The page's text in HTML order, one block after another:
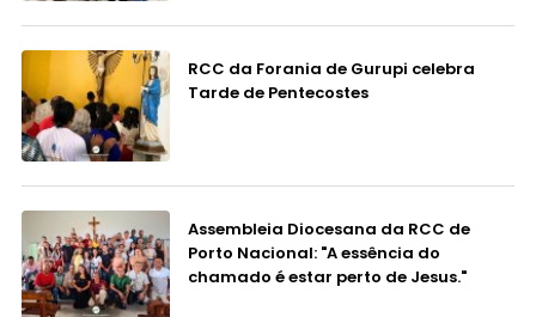
RCC da Forania de Gurupi celebra
Tarde de Pentecostes
Assembleia Diocesana da RCC de
Porto Nacional: "A essência do
chamado é estar perto de Jesus."